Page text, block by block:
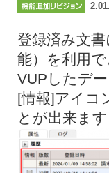
登録済み文
能）を利用
VUPしたデ
[情報]アイコ
とが出来ます